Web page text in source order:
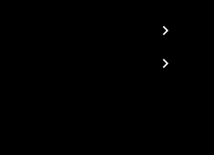
chevron_right
chevron_right